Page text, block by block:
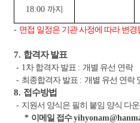
18:00 까지
- 면접 일정은 기관 사정에 따라 변경
7. 합격자 발표
- 1 차 합격자 발표 : 개별 유선 연락
- 최종합격자 발표 : 개별 유선 연락
8. 접수방법
- 지원서 양식은 필히 붙임 양식 다
* 이메일 접수